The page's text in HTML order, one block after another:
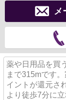
メ
薬や日用品を買
まで315mです
イントが還元さ
より徒歩7分に